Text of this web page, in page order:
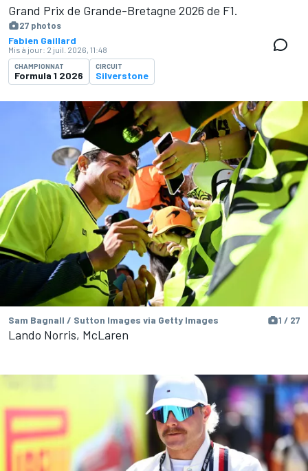
Grand Prix de Grande-Bretagne 2026 de F1.
27 photos
Fabien Gaillard
Mis à jour: 2 juil. 2026, 11:48
CHAMPIONNAT
Formula 1 2026
CIRCUIT
Silverstone
Sam Bagnall / Sutton Images via Getty Images 1 / 27
Lando Norris, McLaren